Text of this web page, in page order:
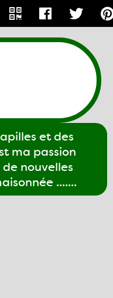
et des
ma passion
de nouvelles
.......
GIGI61